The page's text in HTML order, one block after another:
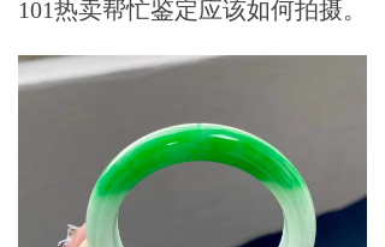
101热卖帮忙鉴定应该如何拍摄。